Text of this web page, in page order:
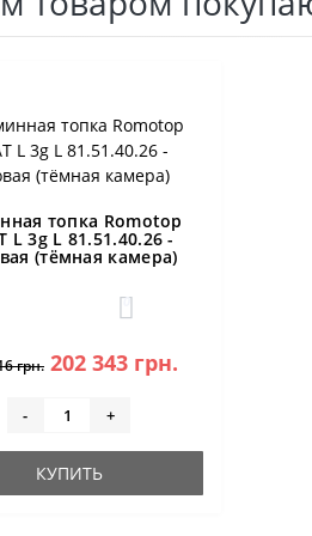
топка Romotop
L 3g L 81.51.40.26 -
(тёмная камера)
0
грн. 202 343 грн.
- +
КУПИТЬ